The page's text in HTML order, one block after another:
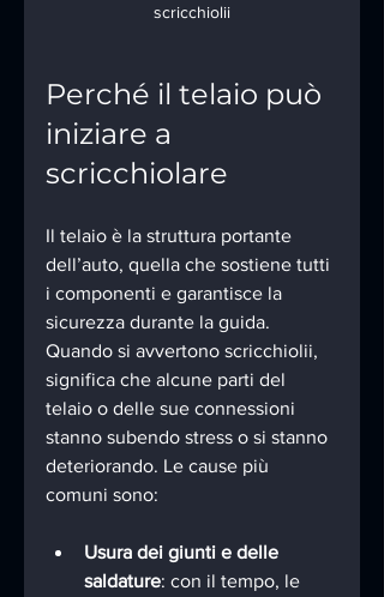
scricchiolii
Perché il telaio può
iniziare a
scricchiolare
Il telaio è la struttura portante
dell’auto, quella che sostiene tutti
i componenti e garantisce la
sicurezza durante la guida.
Quando si avvertono scricchiolii,
significa che alcune parti del
telaio o delle sue connessioni
stanno subendo stress o si stanno
deteriorando. Le cause più
comuni sono:
Usura dei giunti e delle
saldature: con il tempo, le